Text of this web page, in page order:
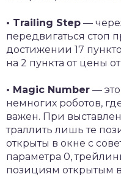
• Trailing Step —
передвигаться стоп
достижении 17
на 2 пункта от цены
• Magic Number —
немногих роботов,
важен. При
траллить лишь те
открыты в окне с
параметра 0,
позициям открытым